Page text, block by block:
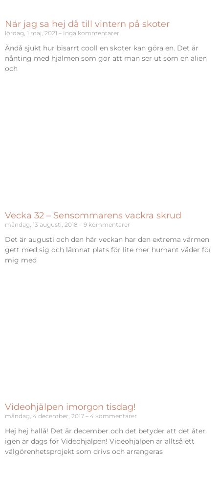
När jag sa hej då till vintern på skoter
lördag, 1 maj, 2021 Inga kommentarer
Ändå sjukt hur bisarrt cooll en skoter kan göra en. Det är
nånting med hjälmen som gör att man ser ut som en alien
och
Vecka 32 – Sensommarens vackra skrud
måndag, 13 augusti, 2018 9 kommentarer
Det är augusti och den här veckan har den extrema värmen
gett med sig och lämnat plats för lite mer humant väder för
mig med
Videohjälpen imorgon tisdag!
måndag, 4 december, 2017 4 kommentarer
Hej hej hallå! Det är december och det betyder att det åter
igen är dags för Videohjälpen! Videohjälpen är alltså ett
välgörenhetsprojekt som drivs och arrangeras